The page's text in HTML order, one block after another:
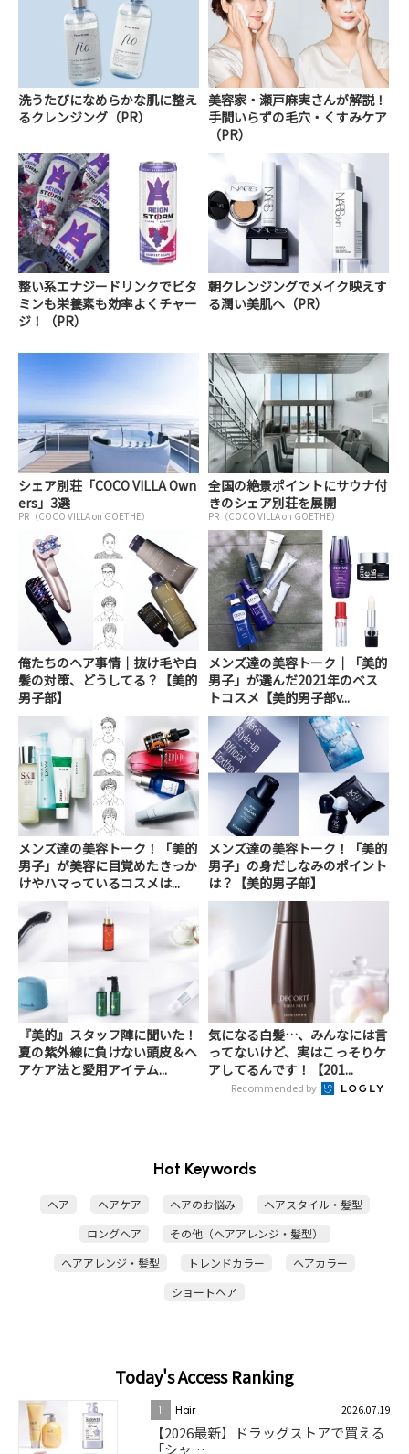
洗うたびになめらかな肌に整え
るクレンジング（PR）
美容家・瀬戸麻実さんが解説！
手間いらずの毛穴・くすみケア
（PR）
整い系エナジードリンクでビタ
ミンも栄養素も効率よくチャー
ジ！（PR）
朝クレンジングでメイク映えす
る潤い美肌へ（PR）
シェア別荘「COCO VILLA Own
ers」3選
PR（COCO VILLA on GOETHE）
全国の絶景ポイントにサウナ付
きのシェア別荘を展開
PR（COCO VILLA on GOETHE）
俺たちのヘア事情｜抜け毛や白
髪の対策、どうしてる？【美的
男子部】
メンズ達の美容トーク｜「美的
男子」が選んだ2021年のベス
トコスメ【美的男子部v...
メンズ達の美容トーク！「美的
男子」が美容に目覚めたきっか
けやハマっているコスメは...
メンズ達の美容トーク！「美的
男子」の身だしなみのポイント
は？【美的男子部】
『美的』スタッフ陣に聞いた！
夏の紫外線に負けない頭皮＆ヘ
アケア法と愛用アイテム...
気になる白髪…、みんなには言
ってないけど、実はこっそりケ
アしてるんです！【201...
Recommended by
Hot Keywords
ヘア ヘアケア ヘアのお悩み
ヘアスタイル・髪型
ロングヘア
その他（ヘアアレンジ・髪型）
ヘアアレンジ・髪型
トレンドカラー
ヘアカラー
ショートヘア
Today's Access Ranking
1 Hair 2026.07.19
【2026最新】ドラッグストアで買える
「シャ…